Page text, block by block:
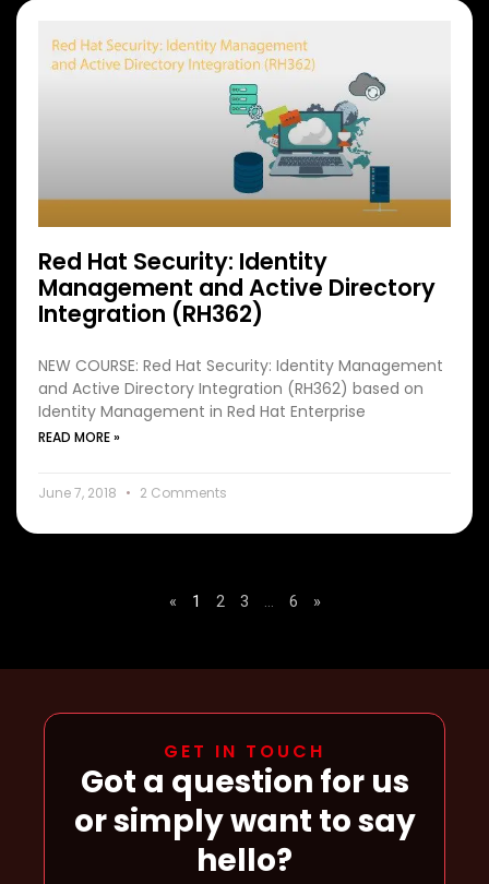
Red Hat Security: Identity
Management and Active Directory
Integration (RH362)
NEW COURSE: Red Hat Security: Identity Management
and Active Directory Integration (RH362) based on
Identity Management in Red Hat Enterprise
READ MORE »
June 7, 2018 2 Comments
« 1 2 3 … 6 »
GET IN TOUCH
Got a question for us
or simply want to say
hello?